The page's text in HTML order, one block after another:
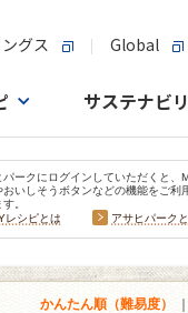
グス Global
サステナビ
パークにログインしていただくと、
おいしそうボタンなどの機能をご利
。
レシピとは
アサヒパーク
かんたん順（難易度）